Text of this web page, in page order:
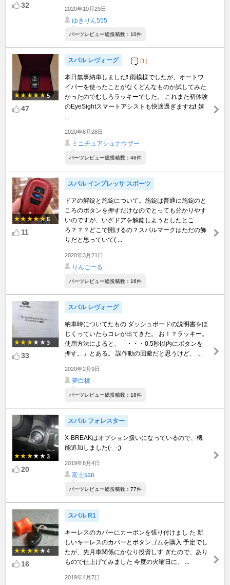
32 2020年10月29日
ゆきりん555
パーツレビュー総投稿数：10件
5
47
スバル レヴォーグ [1]
本日無事納車しました❗ 雨模様でしたが、オートワ
イパーを使ったことがなくどんなものか試してみた
かったのでむしろラッキーでした。 これまた初体験
のEyeSightスマートアシストも快適過ぎますね❗ 嬉
...
2020年6月28日
ミニチュアシュナウザー
パーツレビュー総投稿数：46件
5
11
スバル インプレッサ スポーツ
ドアの解錠と施錠について。施錠は普通に施錠のと
ころのボタンを押すだけなのでとっても分かりやす
いのですが、いざドアを解錠しようとしたとこ
ろ？？？どこで開けるの？スバルマークはただの飾
りだと思っていて( ...
2020年3月21日
りんごーる
パーツレビュー総投稿数：16件
3
33
スバル レヴォーグ
納車時についてたもの ダッシュボードの説明書をほ
じくっていたらコレが出てきた。 お！？ラッキー。
使用方法によると、「・・・0.5秒以内にボタンを
押す。」とある。 誤作動の回避だと思うけど、 ...
2020年2月9日
夢白桃
パーツレビュー総投稿数：18件
3
20
スバル フォレスター
X-BREAKはオプション扱いになっているので、機
能追加しました(-_-;)
2019年8月4日
富士san
パーツレビュー総投稿数：77件
4
16
スバル R1
キーレスのカバーにカーボンを張り付けまし た 新
しいキーレスのカバーとボタンゴムを購入 予定でし
たが、先月車関係にかなり投資しす ぎたので、あり
もので仕上げてみました 今度の火曜日に、 ...
2019年4月7日